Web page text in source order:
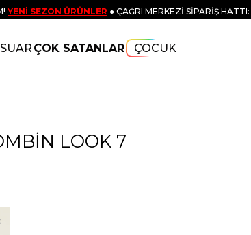
YENİ SEZON ÜRÜNLER ● ÇAĞRI MERKEZİ SİPARİŞ HATTI:
ÇOK SATANLAR ÇOCUK
LOOK 7